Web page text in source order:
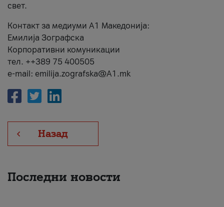
свет.
Контакт за медиуми А1 Македонија:
Емилија Зографска
Корпоративни комуникации
тел. ++389 75 400505
e-mail: emilija.zografska@A1.mk
Назад
Последни новости